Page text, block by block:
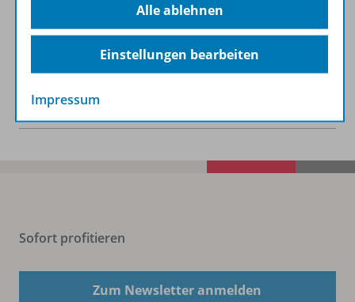
Digitale Unterrichtsmaterialien
Benachrichtigungs-Service
Sofort profitieren
Zum Newsletter anmelden
Alle ablehnen
Einstellungen bearbeiten
Impressum